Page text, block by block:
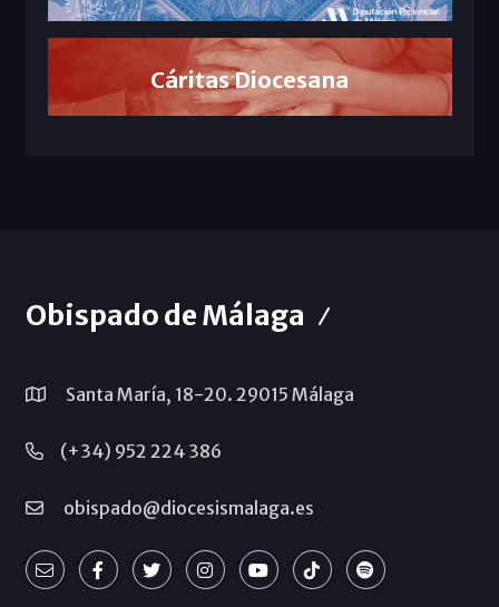
Cáritas Diocesana
Obispado de Málaga
Santa María, 18-20. 29015 Málaga
(+34) 952 224 386
obispado@diocesismalaga.es